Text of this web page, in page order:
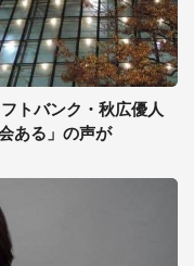
トバンク・秋広優人
ある」の声が